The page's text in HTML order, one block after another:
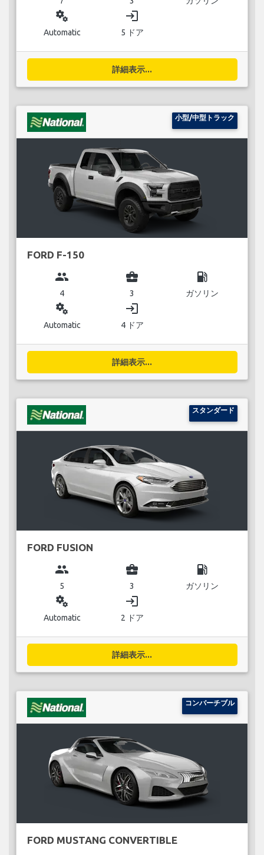
miscellaneous_services
Automatic
login
5 ドア
詳細表示...
小型/中型トラック
FORD F-150
group
4
business_center
3
local_gas_station
ガソリン
miscellaneous_services
Automatic
login
4 ドア
詳細表示...
スタンダード
FORD FUSION
group
5
business_center
3
local_gas_station
ガソリン
miscellaneous_services
Automatic
login
2 ドア
詳細表示...
コンバーチブル
FORD MUSTANG CONVERTIBLE